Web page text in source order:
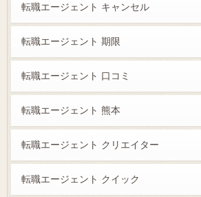
転職エージェント キャンセル
転職エージェント 期限
転職エージェント 口コミ
転職エージェント 熊本
転職エージェント クリエイター
転職エージェント クイック